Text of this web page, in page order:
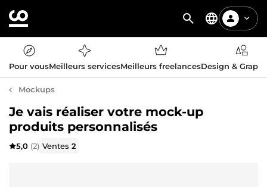
Pour vousMeilleurs servicesMeilleurs freelancesDesign &
Mockups
Je vais réaliser votre mock-up
produits personnalisés
5,0 (2) Ventes2